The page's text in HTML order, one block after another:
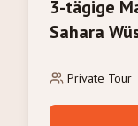
3-tägige
Sahara
Private Tour